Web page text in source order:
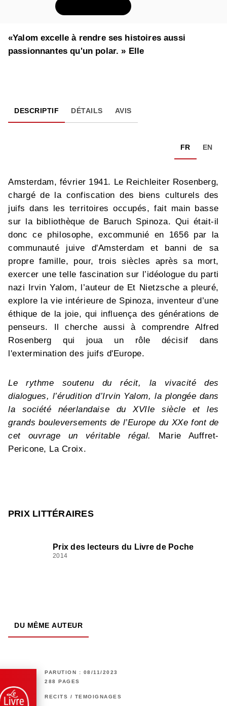
«Yalom excelle à rendre ses histoires aussi
passionnantes qu'un polar. » Elle
DESCRIPTIF DÉTAILS AVIS
FR EN
Amsterdam, février 1941. Le Reichleiter Rosenberg,
chargé de la confiscation des biens culturels des
juifs dans les territoires occupés, fait main basse
sur la bibliothèque de Baruch Spinoza. Qui était-il
donc ce philosophe, excommunié en 1656 par la
communauté juive d'Amsterdam et banni de sa
propre famille, pour, trois siècles après sa mort,
exercer une telle fascination sur l’idéologue du parti
nazi Irvin Yalom, l’auteur de Et Nietzsche a pleuré,
explore la vie intérieure de Spinoza, inventeur d’une
éthique de la joie, qui influença des générations de
penseurs. Il cherche aussi à comprendre Alfred
Rosenberg qui joua un rôle décisif dans
l'extermination des juifs d'Europe.
Le rythme soutenu du récit, la vivacité des
dialogues, l’érudition d’Irvin Yalom, la plongée dans
la société néerlandaise du XVIIe siècle et les
grands bouleversements de l’Europe du XXe font de
cet ouvrage un véritable régal.
Marie Auffret-
Pericone, La Croix.
PRIX LITTÉRAIRES
Prix des lecteurs du Livre de Poche
2014
DU MÊME AUTEUR
PARUTION : 08/11/2023
288 PAGES
RÉCITS / TÉMOIGNAGES